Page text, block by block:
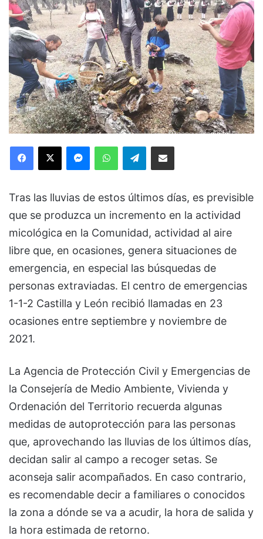
Facebook
X MessengerWhatsAppTelegramCompartir via Email
Tras las lluvias de estos últimos días, es previsible
que se produzca un incremento en la actividad
micológica en la Comunidad, actividad al aire
libre que, en ocasiones, genera situaciones de
emergencia, en especial las búsquedas de
personas extraviadas. El centro de emergencias
1-1-2 Castilla y León recibió llamadas en 23
ocasiones entre septiembre y noviembre de
2021.
La Agencia de Protección Civil y Emergencias de
la Consejería de Medio Ambiente, Vivienda y
Ordenación del Territorio recuerda algunas
medidas de autoprotección para las personas
que, aprovechando las lluvias de los últimos días,
decidan salir al campo a recoger setas. Se
aconseja salir acompañados. En caso contrario,
es recomendable decir a familiares o conocidos
la zona a dónde se va a acudir, la hora de salida y
la hora estimada de retorno.